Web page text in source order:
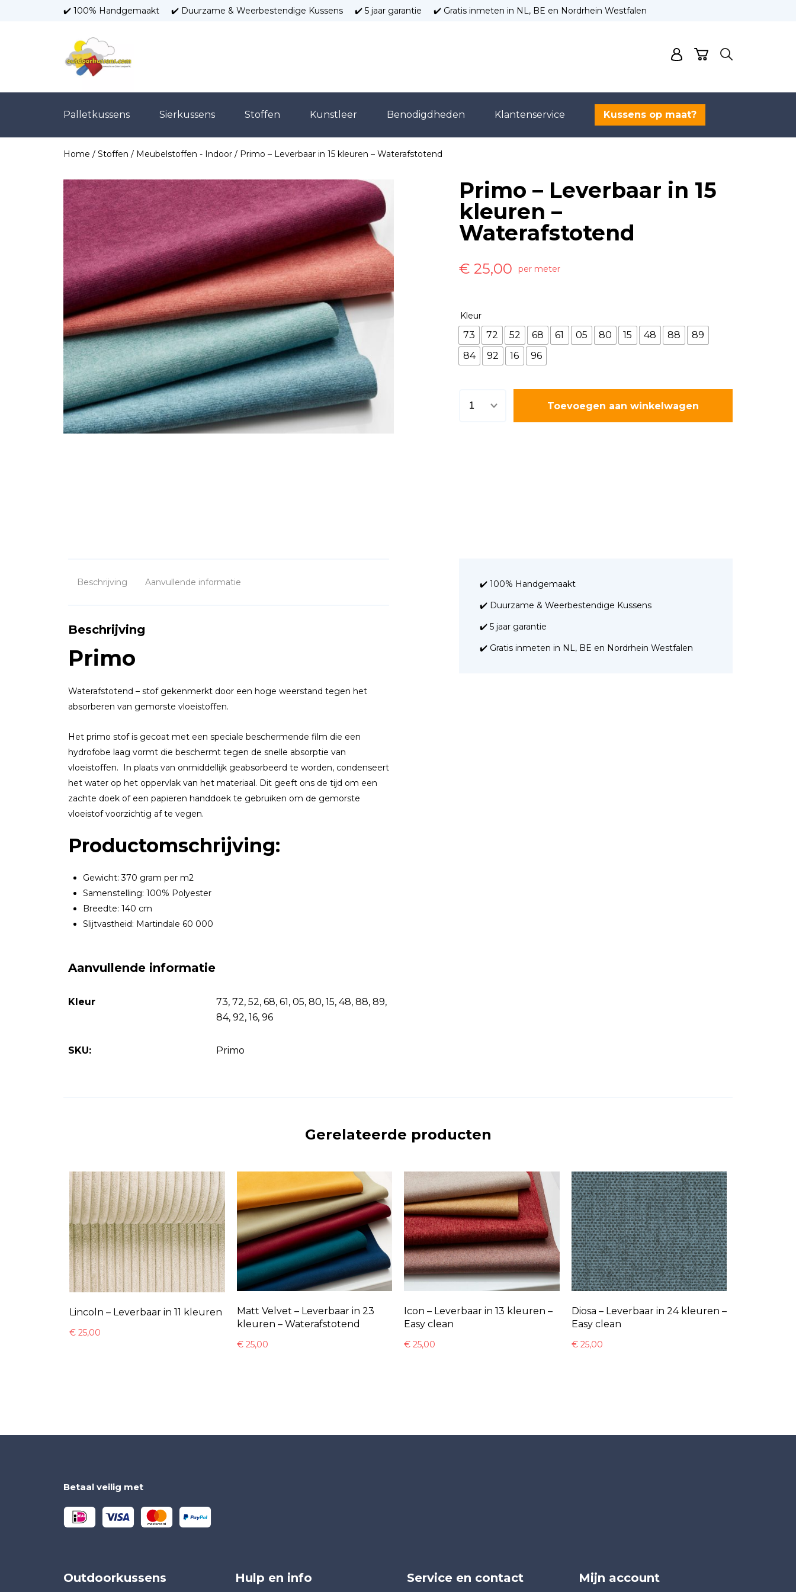
✔️ 100% Handgemaakt ✔️ Duurzame & Weerbestendige Kussens ✔️ 5 jaar garantie ✔️ Gratis inmeten in NL, BE en Nordrhein Westfalen
Palletkussens Sierkussens Stoffen Kunstleer Benodigdheden Klantenservice Kussens op maat?
Home / Stoffen / Meubelstoffen - Indoor / Primo – Leverbaar in 15 kleuren – Waterafstotend
Primo – Leverbaar in 15
kleuren –
Waterafstotend
€ 25,00 per meter
Kleur
73 72 52 68 61 05 80 15 48 88
89
84
92 16 96
Toevoegen aan winkelwagen
Beschrijving Aanvullende informatie
Beschrijving
Primo
Waterafstotend – stof gekenmerkt door een hoge weerstand tegen het
absorberen van gemorste vloeistoffen.
Het primo stof is gecoat met een speciale beschermende film die een
hydrofobe laag vormt die beschermt tegen de snelle absorptie van
vloeistoffen. In plaats van onmiddellijk geabsorbeerd te worden, condenseert
het water op het oppervlak van het materiaal. Dit geeft ons de tijd om een
zachte doek of een papieren handdoek te gebruiken om de gemorste
vloeistof voorzichtig af te vegen.
Productomschrijving:
Gewicht: 370 gram per m2
Samenstelling: 100% Polyester
Breedte: 140 cm
Slijtvastheid: Martindale 60 000
Aanvullende informatie
Kleur
73, 72, 52, 68, 61, 05, 80, 15, 48, 88, 89,
84, 92, 16, 96
SKU: Primo
✔️ 100% Handgemaakt
✔️ Duurzame & Weerbestendige Kussens
✔️ 5 jaar garantie
✔️ Gratis inmeten in NL, BE en Nordrhein Westfalen
Gerelateerde producten
Lincoln – Leverbaar in 11 kleuren
€ 25,00
Matt Velvet – Leverbaar in 23
kleuren – Waterafstotend
€25,00
Icon – Leverbaar in 13 kleuren –
Easy clean
€ 25,00
Diosa – Leverbaar in 24 kleuren –
Easy clean
€25,00
Betaal veilig met
Outdoorkussens Hulp en info Service en contact Mijn account